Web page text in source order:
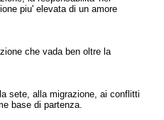
piu' elevata di un amore
che vada ben oltre la
sete, alla migrazione, ai conflitti
base di partenza.